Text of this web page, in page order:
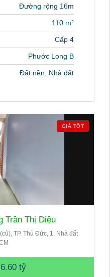
Đường rộng 16m
110 m²
Cấp 4
Phước Long B
Đất nền, Nhà đất
GIÁ TỐT
Trần Thị Diệu
TP. Thủ Đức, 1. Nhà đất
6.60 tỷ